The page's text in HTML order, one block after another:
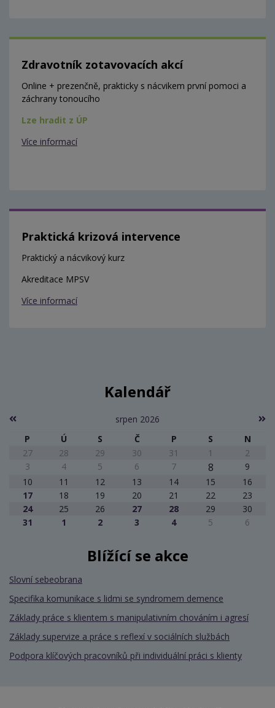
Zdravotník zotavovacích akcí
Online + prezenčně, prakticky s nácvikem první pomoci a
záchrany tonoucího
Lze hradit z ÚP
Více informací
Praktická krizová intervence
Praktický a nácvikový kurz
Akreditace MPSV
Více informací
Kalendář
srpen 2026
P
Ú S Č P S
N
27
28 29 30 31 1
2
3
4 5 6 7 8
9
10
11 12 13 14 15
16
17
18 19 20 21 22
23
24
25 26 27 28 29
30
31
1 2 3 4 5 6
Blížící se akce
Slovní sebeobrana
Specifika komunikace s lidmi se syndromem demence
Základy práce s klientem s manipulativním chováním i agresí
Základy supervize a práce s reflexí v sociálních službách
Podpora klíčových pracovníků při individuální práci s klienty